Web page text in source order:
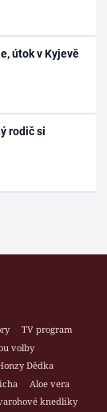
útok v Kyjevě
rodič si
TV program
volby
Dědka
Aloe vera
knedlíky